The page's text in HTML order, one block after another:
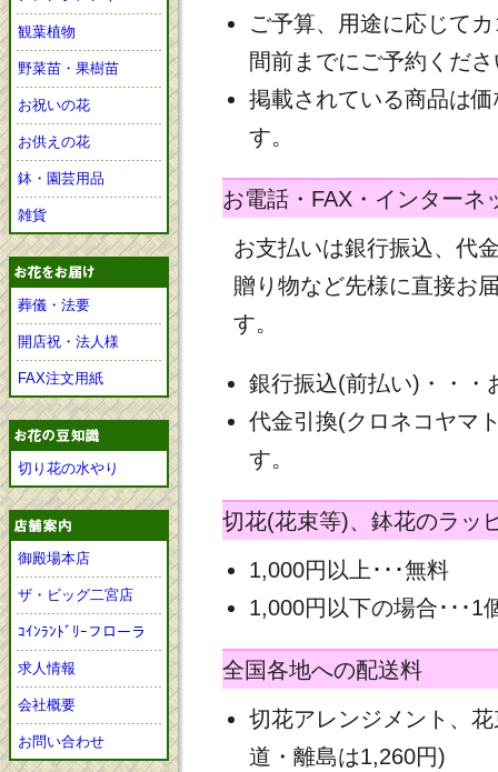
観葉植物
野菜苗・果樹苗
お祝いの花
お供えの花
鉢・園芸用品
雑貨
葬儀・法要
開店祝・法人様
FAX注文用紙
切り花の水やり
御殿場本店
ザ・ビッグ二宮店
ｺｲﾝﾗﾝﾄﾞﾘｰフローラ
求人情報
会社概要
お問い合わせ
ご予算、用途に応じて
間前までにご予約くだ
掲載されている商品は
す。
お電話・FAX・インターネ
お支払いは銀行振込、代
贈り物など先様に直接お
す。
銀行振込(前払い)・・・
代金引換(クロネコヤマ
す。
切花(花束等)、鉢花のラッ
1,000円以上･･･無料
1,000円以下の場合･･･1
全国各地への配送料
切花アレンジメント、
道・離島は1,260円)